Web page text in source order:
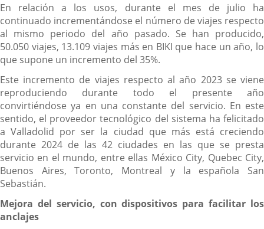
En relación a los usos, durante el mes de julio ha
continuado incrementándose el número de viajes respecto
al mismo periodo del año pasado. Se han producido,
50.050 viajes, 13.109 viajes más en BIKI que hace un año, lo
que supone un incremento del 35%.
Este incremento de viajes respecto al año 2023 se viene
reproduciendo durante todo el presente año
convirtiéndose ya en una constante del servicio. En este
sentido, el proveedor tecnológico del sistema ha felicitado
a Valladolid por ser la ciudad que más está creciendo
durante 2024 de las 42 ciudades en las que se presta
servicio en el mundo, entre ellas México City, Quebec City,
Buenos Aires, Toronto, Montreal y la española San
Sebastián.
Mejora del servicio, con dispositivos para facilitar los
anclajes